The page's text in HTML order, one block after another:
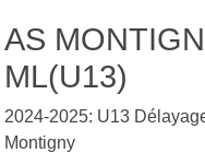
AS
ML(U13)
2024-2025: U13
Montigny